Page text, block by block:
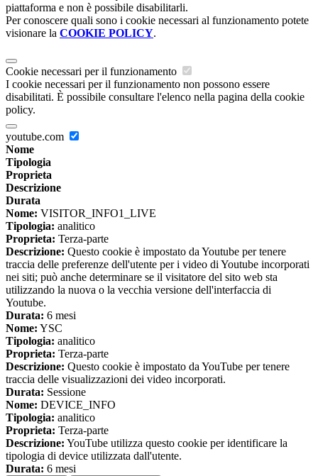
piattaforma e non è possibile disabilitarli.
Per conoscere quali sono i cookie necessari al funzionamento potete
visionare la COOKIE POLICY.
Cookie necessari per il funzionamento
I cookie necessari per il funzionamento non possono essere
disabilitati. È possibile consultare l'elenco nella pagina della cookie
policy.
youtube.com
Nome
Tipologia
Proprieta
Descrizione
Durata
Nome: VISITOR_INFO1_LIVE
Tipologia: analitico
Proprieta: Terza-parte
Descrizione: Questo cookie è impostato da Youtube per tenere
traccia delle preferenze dell'utente per i video di Youtube incorporati
nei siti; può anche determinare se il visitatore del sito web sta
utilizzando la nuova o la vecchia versione dell'interfaccia di
Youtube.
Durata: 6 mesi
Nome: YSC
Tipologia: analitico
Proprieta: Terza-parte
Descrizione: Questo cookie è impostato da YouTube per tenere
traccia delle visualizzazioni dei video incorporati.
Durata: Sessione
Nome: DEVICE_INFO
Tipologia: analitico
Proprieta: Terza-parte
Descrizione: YouTube utilizza questo cookie per identificare la
tipologia di device utilizzata dall'utente.
Durata: 6 mesi